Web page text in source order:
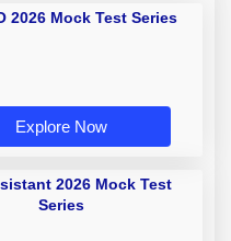
2026 Mock Test Series
Explore Now
2026 Mock Test
Series